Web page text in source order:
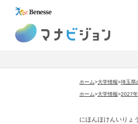
ホーム>大学情報>埼玉県
ホーム>大学情報>2027
にほんほけんいりょう